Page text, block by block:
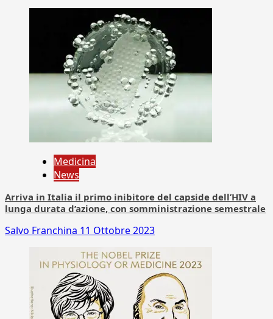
Medicina
News
Arriva in Italia il primo inibitore del capside dell’HIV a
lunga durata d’azione, con somministrazione semestrale
Salvo Franchina 11 Ottobre 2023